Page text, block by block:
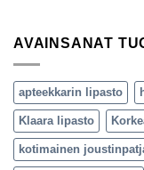
AVAINSANAT
apteekkarin lipasto
Klaara lipasto
kotimainen